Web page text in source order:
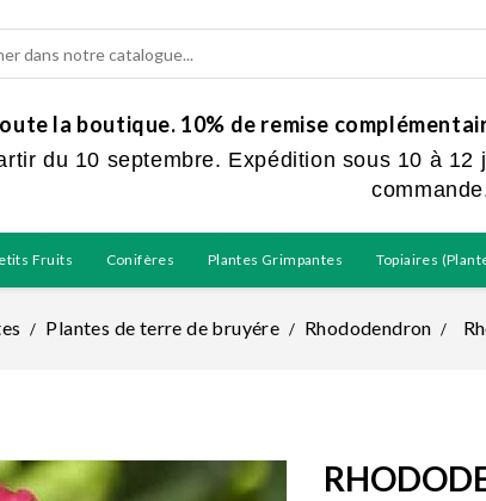
la boutique. 10% de remise
du 10 septembre. Expédition sous 10 à
Fruits Conifères Plantes Grimpantes Topiaires
Plantes de terre de bruyére Rhododendron